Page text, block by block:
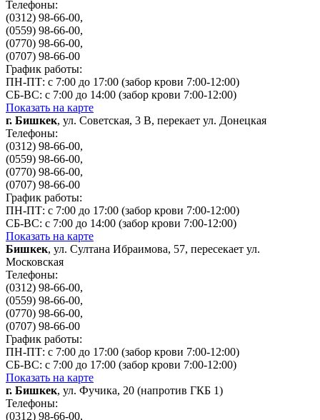
Телефоны:
(0312) 98-66-00,
(0559) 98-66-00,
(0770) 98-66-00,
(0707) 98-66-00
График работы:
ПН-ПТ: с 7:00 до 17:00 (забор крови 7:00-12:00)
СБ-ВС: с 7:00 до 14:00 (забор крови 7:00-12:00)
Показать на карте
г. Бишкек, ул. Советская, 3 B, перекает ул. Донецкая
Телефоны:
(0312) 98-66-00,
(0559) 98-66-00,
(0770) 98-66-00,
(0707) 98-66-00
График работы:
ПН-ПТ: с 7:00 до 17:00 (забор крови 7:00-12:00)
СБ-ВС: с 7:00 до 14:00 (забор крови 7:00-12:00)
Показать на карте
Бишкек, ул. Султана Ибраимова, 57, пересекает ул.
Московская
Телефоны:
(0312) 98-66-00,
(0559) 98-66-00,
(0770) 98-66-00,
(0707) 98-66-00
График работы:
ПН-ПТ: с 7:00 до 17:00 (забор крови 7:00-12:00)
СБ-ВС: с 7:00 до 17:00 (забор крови 7:00-12:00)
Показать на карте
г. Бишкек, ул. Фучика, 20 (напротив ГКБ 1)
Телефоны:
(0312) 98-66-00,